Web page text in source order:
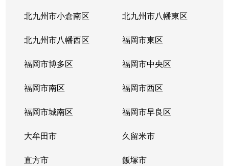
北九州市小倉南区 北九州市八幡東区
北九州市八幡西区 福岡市東区
福岡市博多区 福岡市中央区
福岡市南区 福岡市西区
福岡市城南区 福岡市早良区
大牟田市 久留米市
直方市 飯塚市